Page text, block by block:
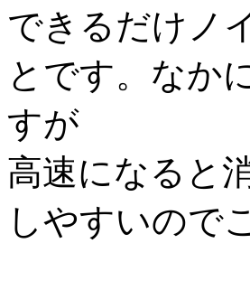
できるだけノ
とです。なか
すが
高速になると
しやすいので